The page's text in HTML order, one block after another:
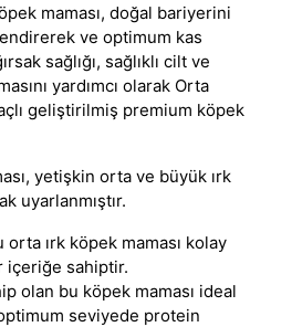
maması, doğal bariyerini
ve optimum kas
sağlığı, sağlıklı cilt ve
yardımcı olarak Orta
geliştirilmiş premium köpek
, yetişkin orta ve büyük ırk
uyarlanmıştır.
ırk köpek maması kolay
içeriğe sahiptir.
olan bu köpek maması ideal
seviyede protein